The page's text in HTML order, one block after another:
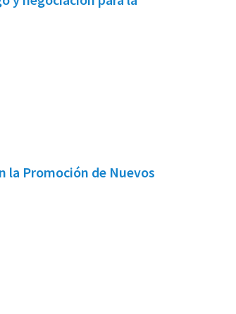
la Promoción de Nuevos